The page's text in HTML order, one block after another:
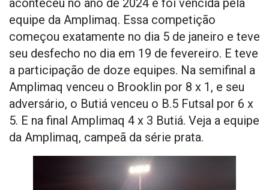
aconteceu no ano de 2024 e foi vencida pela
equipe da Amplimaq. Essa competição
começou exatamente no dia 5 de janeiro e teve
seu desfecho no dia em 19 de fevereiro. E teve
a participação de doze equipes. Na semifinal a
Amplimaq venceu o Brooklin por 8 x 1, e seu
adversário, o Butiá venceu o B.5 Futsal por 6 x
5. E na final Amplimaq 4 x 3 Butiá. Veja a equipe
da Amplimaq, campeã da série prata.